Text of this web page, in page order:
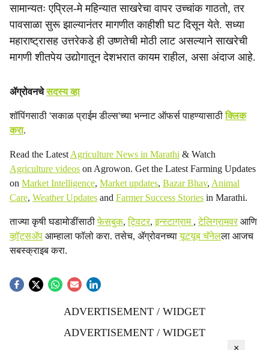
सामान्यतः एप्रिल-मे महिन्यात साखरेचा वापर उच्चांक गाठतो, तर
पावसाळा सुरू झाल्यानंतर मागणीत काहीशी घट दिसून येते. सध्या
महाराष्ट्रासह उत्तरेकडे ही उष्णतेची मोठी लाट असल्याने साखरेची
मागणी शीतपेय उद्योगातून देशभरात कायम राहील, असा अंदाज आहे.
ॲग्रोवनचेसदस्य व्हा
शॉपिंगसाठी 'सकाळ प्राईम डील्स'च्या भन्नाट ऑफर्स पाहण्यासाठीक्लिक
करा.
Read the Latest Agriculture News in Marathi & Watch
Agriculture videos on Agrowon. Get the Latest Farming Updates
on Market Intelligence, Market updates, Bazar Bhav, Animal
Care, Weather Updates and Farmer Success Stories in Marathi.
ताज्या कृषी घडामोडींसाठीफेसबुक,ट्विटर,इन्स्टाग्राम ,टेलिग्रामवरआणि
व्हॉट्सॲप आम्हाला फॉलो करा. तसेच, ॲग्रोवनच्यायूट्यूब चॅनेलला आजच
सबस्क्राइब करा.
ADVERTISEMENT / WIDGET
ADVERTISEMENT / WIDGET
×